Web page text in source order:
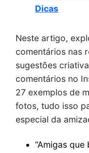
Dicas
Neste artigo,
comentários nas
sugestões
comentários no
27 exemplos de
fotos, tudo isso
especial da
“Amigas